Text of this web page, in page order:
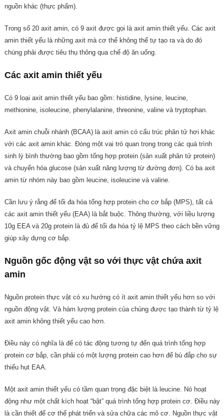
nguồn khác (thực phẩm).
Trong số 20 axit amin, có 9 axit được gọi là axit amin thiết yếu. Các axit
amin thiết yếu là những axit mà cơ thể không thể tự tạo ra và do đó
chúng phải được tiêu thụ thông qua chế độ ăn uống.
Các axit amin thiết yếu
Có 9 loại axit amin thiết yếu bao gồm: histidine, lysine, leucine,
methionine, isoleucine, phenylalanine, threonine, valine và tryptophan.
Axit amin chuỗi nhánh (BCAA) là axit amin có cấu trúc phân tử hơi khác
với các axit amin khác. Đóng một vai trò quan trọng trong các quá trình
sinh lý bình thường bao gồm tổng hợp protein (sản xuất phân tử protein)
và chuyển hóa glucose (sản xuất năng lượng từ đường đơn). Có ba axit
amin từ nhóm này bao gồm leucine, isoleucine và valine.
Cần lưu ý rằng để tối đa hóa tổng hợp protein cho cơ bắp (MPS), tất cả
các axit amin thiết yếu (EAA) là bắt buộc. Thông thường, với liều lượng
10g EEA và 20g protein là đủ để tối đa hóa tỷ lệ MPS theo cách bền vững
giúp xây dựng cơ bắp.
Nguồn gốc động vật so với thực vật chứa axit
amin
Nguồn protein thực vật có xu hướng có ít axit amin thiết yếu hơn so với
nguồn động vật. Và hàm lượng protein của chúng được tạo thành từ tỷ lệ
axit amin không thiết yếu cao hơn.
Điều này có nghĩa là để có tác động tương tự đến quá trình tổng hợp
protein cơ bắp, cần phải có một lượng protein cao hơn để bù đắp cho sự
thiếu hụt EAA.
Một axit amin thiết yếu có tầm quan trọng đặc biệt là leucine. Nó hoạt
động như một chất kích hoạt “bật” quá trình tổng hợp protein cơ. Điều này
là cần thiết để cơ thể phát triển và sửa chữa các mô cơ. Nguồn thực vật